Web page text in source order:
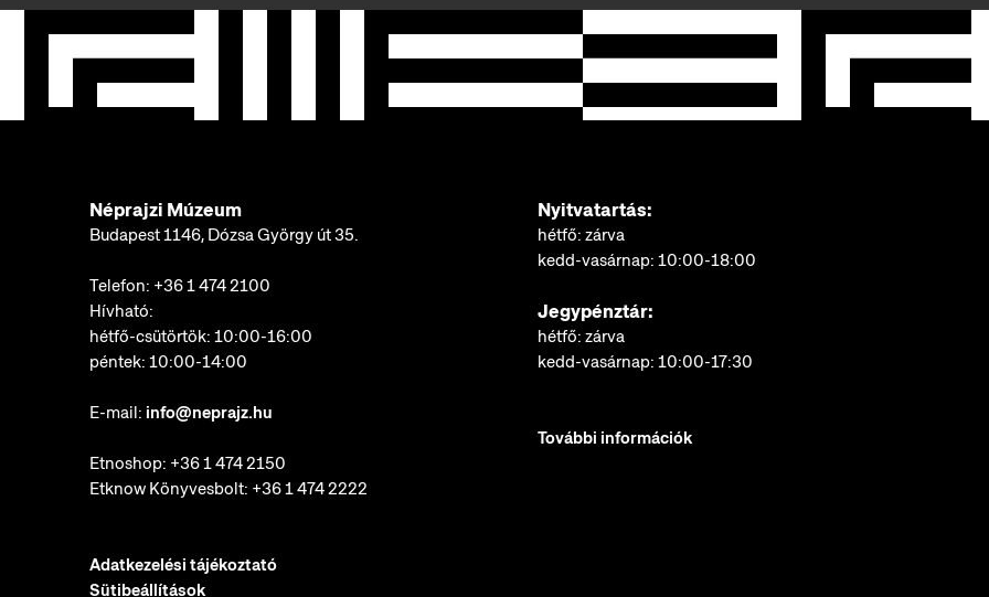
Néprajzi Múzeum
Budapest 1146, Dózsa György út 35.
Telefon: +36 1 474 2100
Hívható:
hétfő-csütörtök: 10:00-16:00
péntek: 10:00-14:00
E-mail: info@neprajz.hu
Etnoshop: +36 1 474 2150
Etknow Könyvesbolt: +36 1 474 2222
Adatkezelési tájékoztató
Sütibeállítások
Nyitvatartás:
hétfő: zárva
kedd-vasárnap: 10:00-18:00
Jegypénztár:
hétfő: zárva
kedd-vasárnap: 10:00-17:30
További információk